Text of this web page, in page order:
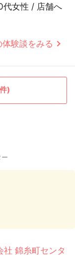
女性 / 店舗へ
体験談をみる
)
社 錦糸町センタ